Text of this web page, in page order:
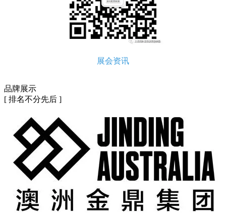
展会资讯
品牌展示
[ 排名不分先后 ]